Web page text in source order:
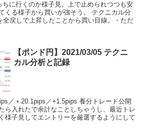
に行くのか様子見。上で止められつつも安
くる様子から買いが強そう。 テクニカル分
全戻しで上昇したことから買い目線。・ただ
【ポンド円】2021/03/05 テクニ
カル分析と記録
／＋20.1pips／+1.5pips 養分トレード公開
ら入れたで余計なことしちゃうし、最近トレ
様子見してエントリーを厳選するようにして